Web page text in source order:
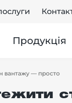
Продукція
вантажу — просто